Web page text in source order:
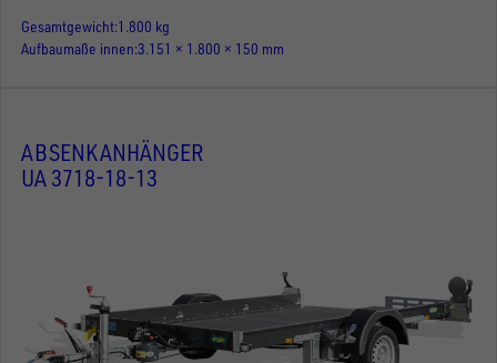
Gesamtgewicht 1.800 kg
Aufbaumaße innen 3.151 × 1.800 × 150 mm
ABSENKANHÄNGER
UA 3718-18-13